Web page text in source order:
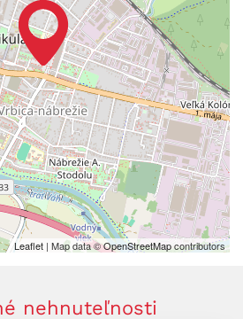
Leaflet | Map data ©OpenStreetMapcontributors
nehnuteľnosti